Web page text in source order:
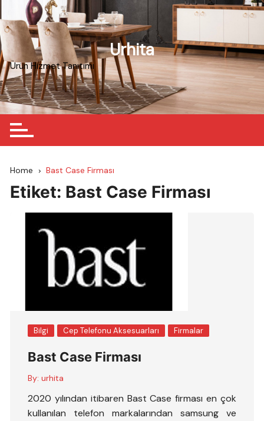
to
content
Urhita
Ürün Hizmet Tanıtımı
Home Bast Case Firması
Etiket: Bast Case Firması
Bilgi Cep Telefonu Aksesuarları Firmalar
Bast Case Firması
By: urhita
2020 yılından itibaren Bast Case firması en çok
kullanılan telefon markalarından samsung ve